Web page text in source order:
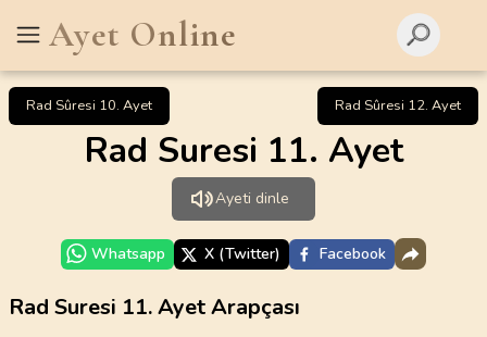
Ayet Online
Rad Sûresi 10. Ayet Rad Sûresi 12. Ayet
Rad Suresi 11. Ayet
Ayeti dinle
Whatsapp X (Twitter) Facebook
Rad Suresi 11. Ayet Arapçası